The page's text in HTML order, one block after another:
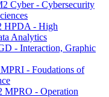
Cyber - Cybersecurity
HPDA - High
Analytics
- Interaction, Graphic
- Foudations of
MPRO - Operation